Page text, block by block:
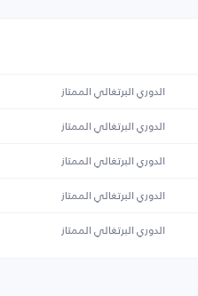
الدوري البرتغالي الممتاز
الدوري البرتغالي الممتاز
الدوري البرتغالي الممتاز
الدوري البرتغالي الممتاز
الدوري البرتغالي الممتاز